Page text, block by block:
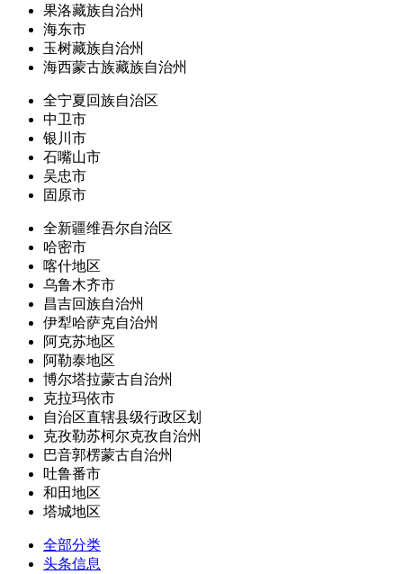
果洛藏族自治州
海东市
玉树藏族自治州
海西蒙古族藏族自治州
全宁夏回族自治区
中卫市
银川市
石嘴山市
吴忠市
固原市
全新疆维吾尔自治区
哈密市
喀什地区
乌鲁木齐市
昌吉回族自治州
伊犁哈萨克自治州
阿克苏地区
阿勒泰地区
博尔塔拉蒙古自治州
克拉玛依市
自治区直辖县级行政区划
克孜勒苏柯尔克孜自治州
巴音郭楞蒙古自治州
吐鲁番市
和田地区
塔城地区
全部分类
头条信息